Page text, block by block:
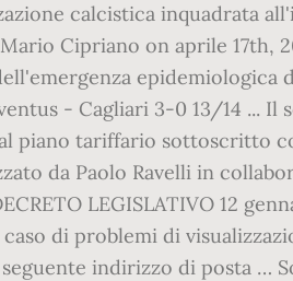
calcistica inquadrata
Cipriano on aprile 17th,
epidemiologica
- Cagliari 3-0 13/14 ...
al piano tariffario sottoscritto
da Paolo Ravelli in
LEGISLATIVO 12
di problemi di
indirizzo di posta …